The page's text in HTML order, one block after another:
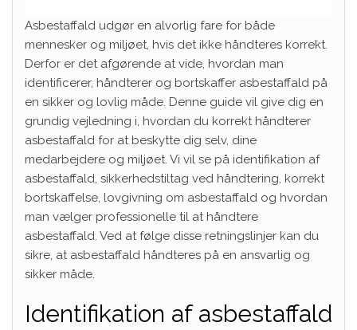
Asbestaffald udgør en alvorlig fare for både
mennesker og miljøet, hvis det ikke håndteres korrekt.
Derfor er det afgørende at vide, hvordan man
identificerer, håndterer og bortskaffer asbestaffald på
en sikker og lovlig måde. Denne guide vil give dig en
grundig vejledning i, hvordan du korrekt håndterer
asbestaffald for at beskytte dig selv, dine
medarbejdere og miljøet. Vi vil se på identifikation af
asbestaffald, sikkerhedstiltag ved håndtering, korrekt
bortskaffelse, lovgivning om asbestaffald og hvordan
man vælger professionelle til at håndtere
asbestaffald. Ved at følge disse retningslinjer kan du
sikre, at asbestaffald håndteres på en ansvarlig og
sikker måde.
Identifikation af asbestaffald